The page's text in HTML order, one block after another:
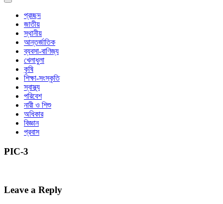
Toggle
navigation
প্রচ্ছদ
জাতীয়
স্থানীয়
আন্তর্জাতিক
ব্যবসা-বাণিজ্য
খেলাধুলা
কৃষি
শিক্ষা-সংস্কৃতি
স্বাস্থ্য
পরিবেশ
নারী ও শিশু
অধিকার
বিজ্ঞান
প্রবাস
PIC-3
Leave a Reply